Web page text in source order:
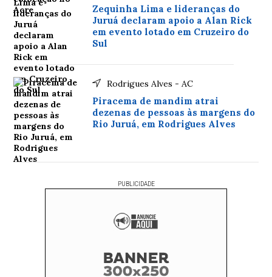
Zequinha Lima e lideranças do
Juruá declaram apoio a Alan Rick
em evento lotado em Cruzeiro do
Sul
Rodrigues Alves - AC
Piracema de mandim atrai
dezenas de pessoas às margens do
Rio Juruá, em Rodrigues Alves
PUBLICIDADE